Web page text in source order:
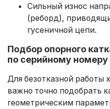
Сильный износ
(реборд),
гусеничной цепи.
Подбор опорного
по серийному номеру
Для безотказной работы
важно точно подобрать
геометрическим